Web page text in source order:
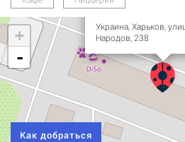
Кафе)
Украина, Харьков,
Народов, 238
+
-
Как добраться